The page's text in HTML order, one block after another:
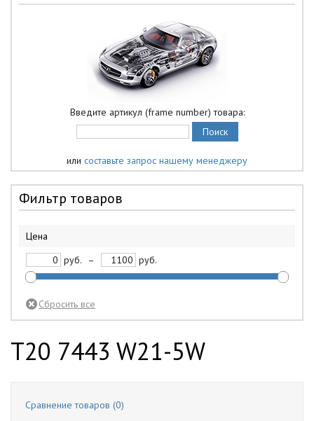
Введите артикул (frame number) товара:
или составьте запрос нашему менеджеру
Фильтр товаров
Цена
руб.
– руб.
T20 7443 W21-5W
Сравнение товаров (0)